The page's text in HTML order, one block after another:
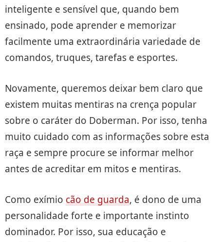
inteligente e sensível que, quando bem
ensinado, pode aprender e memorizar
facilmente uma extraordinária variedade de
comandos, truques, tarefas e esportes.
Novamente, queremos deixar bem claro que
existem muitas mentiras na crença popular
sobre o caráter do Doberman. Por isso, tenha
muito cuidado com as informações sobre esta
raça e sempre procure se informar melhor
antes de acreditar em mitos e mentiras.
Como exímio cão de guarda, é dono de uma
personalidade forte e importante instinto
dominador. Por isso, sua educação e